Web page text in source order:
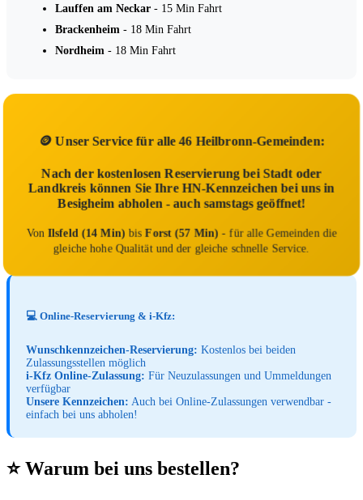
Lauffen am Neckar - 15 Min Fahrt
Brackenheim - 18 Min Fahrt
Nordheim - 18 Min Fahrt
🪙 Unser Service für alle 46 Heilbronn-Gemeinden:
Nach der kostenlosen Reservierung bei Stadt oder
Landkreis können Sie Ihre HN-Kennzeichen bei uns in
Besigheim abholen - auch samstags geöffnet!
VonIlsfeld (14 Min) bisForst (57 Min) - für alle Gemeinden die
gleiche hohe Qualität und der gleiche schnelle Service.
💻 Online-Reservierung & i-Kfz:
Wunschkennzeichen-Reservierung: Kostenlos bei beiden
Zulassungsstellen möglich
i-Kfz Online-Zulassung: Für Neuzulassungen und Ummeldungen
verfügbar
Unsere Kennzeichen: Auch bei Online-Zulassungen verwendbar -
einfach bei uns abholen!
⭐ Warum bei uns bestellen?